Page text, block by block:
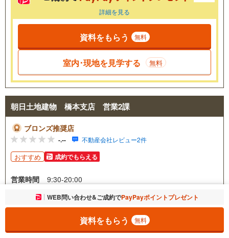
詳細を見る
資料をもらう 無料
室内･現地を見学する 無料
朝日土地建物 橋本支店 営業2課
ブロンズ推奨店
-.-- 不動産会社レビュー2件
おすすめ 成約でもらえる
営業時間
9:30-20:00
毎週火曜日・水曜日（祝日を除
く）
0078-6014-51889
お気に入りに追加しました。 一覧を開く
WEB問い合わせ&ご成約でPayPayポイントプレゼント
資料をもらう 無料